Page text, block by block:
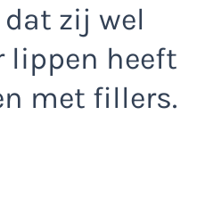
zij wel
lippen heeft
met fillers.